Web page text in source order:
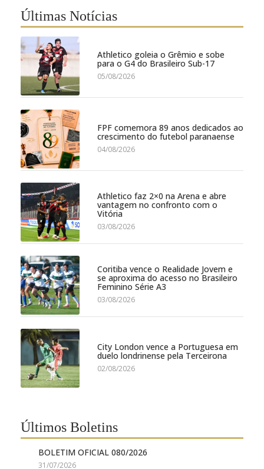
Últimas Notícias
Athletico goleia o Grêmio e sobe
para o G4 do Brasileiro Sub-17
05/08/2026
FPF comemora 89 anos dedicados ao
crescimento do futebol paranaense
04/08/2026
Athletico faz 2×0 na Arena e abre
vantagem no confronto com o
Vitória
03/08/2026
Coritiba vence o Realidade Jovem e
se aproxima do acesso no Brasileiro
Feminino Série A3
03/08/2026
City London vence a Portuguesa em
duelo londrinense pela Terceirona
02/08/2026
Últimos Boletins
BOLETIM OFICIAL 080/2026
31/07/2026